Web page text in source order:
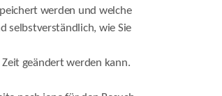
werden und welche
selbstverständlich, wie Sie
geändert werden kann.